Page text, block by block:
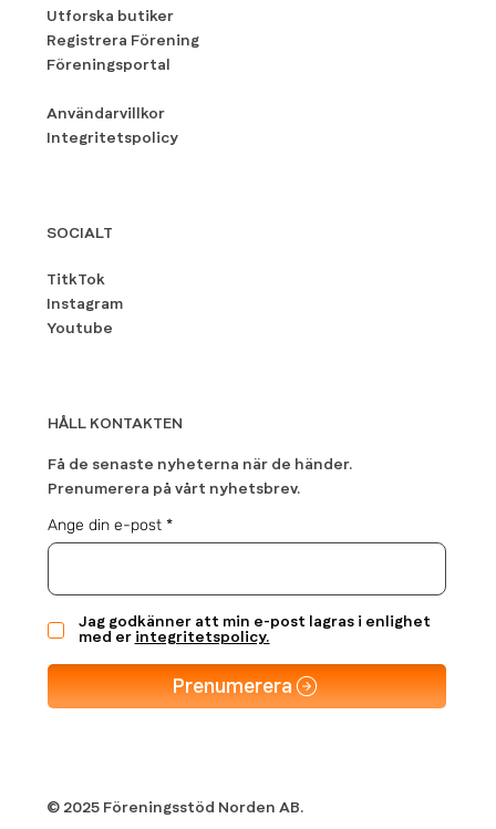
Utforska butiker
Registrera Förening
Föreningsportal
Användarvillkor
Integritetspolicy
SOCIALT
TitkTok
Instagram
Youtube
HÅLL KONTAKTEN
Få de senaste nyheterna när de händer.
Prenumerera på vårt nyhetsbrev.
Ange din e-post
Jag godkänner att min e-post lagras i enlighet
med er integritetspolicy.
Prenumerera
© 2025 Föreningsstöd Norden AB.